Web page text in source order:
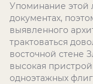
Упоминание этой
документах,
выявленного
трактоваться
восточной стене
высокая
одноэтажных